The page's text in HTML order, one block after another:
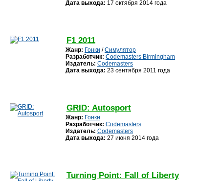
Дата выхода: 17 октября 2014 года
F1 2011
Жанр: Гонки /Симулятор
Разработчик: Codemasters Birmingham
Издатель: Codemasters
Дата выхода: 23 сентября 2011 года
GRID: Autosport
Жанр: Гонки
Разработчик: Codemasters
Издатель: Codemasters
Дата выхода: 27 июня 2014 года
Turning Point: Fall of Liberty